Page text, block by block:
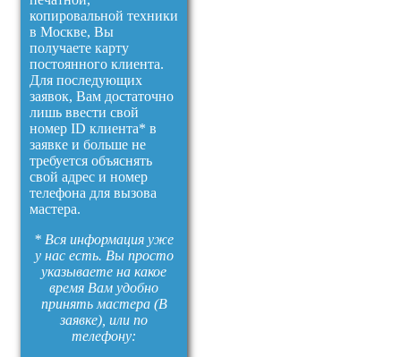
копировальной техники
в Москве, Вы
получаете карту
постоянного клиента.
Для последующих
заявок, Вам достаточно
лишь ввести свой
номер ID клиента* в
заявке и больше не
требуется объяснять
свой адрес и номер
телефона для вызова
мастера.
* Вся информация уже
у нас есть. Вы просто
указываете на какое
время Вам удобно
принять мастера (В
заявке), или по
телефону: